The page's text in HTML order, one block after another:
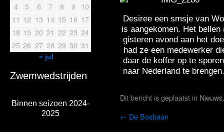
4 5 6 7 8 9
10
11 12 13 14 15 16 17
18 19 20 21 22 23 24
25 26 27 28 29 30 31
« jul
Zwemwedstrijden
Binnen seizoen 2024-
2025
Desiree een smsje van
is aangekomen. Het
gisteren avond aan het
had ze een medewerker
daar de koffer op te
naar Nederland te
Dit bericht is geplaatst in Nieuws
← De Bosbaan